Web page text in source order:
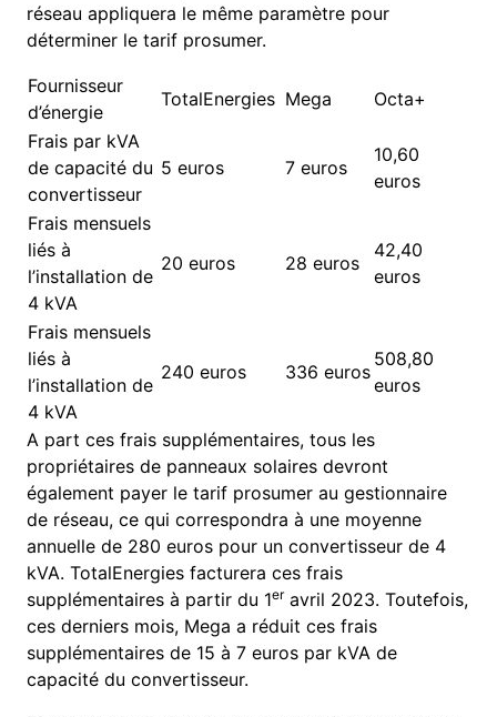
réseau appliquera le même paramètre pour
déterminer le tarif prosumer.
Fournisseur
d’énergie
TotalEnergies Mega
Octa+
Frais par kVA
de capacité du
convertisseur
5 euros 7 euros
10,60
euros
Frais mensuels
liés à
l’installation de
4 kVA
20 euros 28 euros
42,40
euros
Frais mensuels
liés à
l’installation de
4 kVA
240 euros 336 euros
508,80
euros
A part ces frais supplémentaires, tous les
propriétaires de panneaux solaires devront
également payer le tarif prosumer au gestionnaire
de réseau, ce qui correspondra à une moyenne
annuelle de 280 euros pour un convertisseur de 4
kVA. TotalEnergies facturera ces frais
supplémentaires à partir du 1eravril 2023. Toutefois,
ces derniers mois, Mega a réduit ces frais
supplémentaires de 15 à 7 euros par kVA de
capacité du convertisseur.